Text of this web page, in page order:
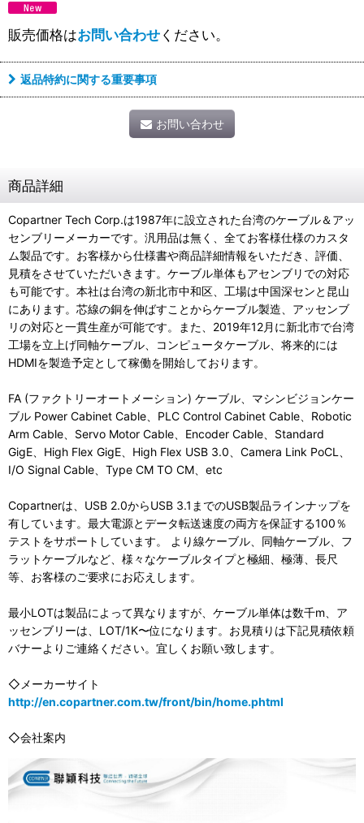
販売価格はお問い合わせください。
返品特約に関する重要事項
お問い合わせ
商品詳細
Copartner Tech Corp.は1987年に設立された台湾のケーブル＆アッ
センブリーメーカーです。汎用品は無く、全てお客様仕様のカスタ
ム製品です。お客様から仕様書や商品詳細情報をいただき、評価、
見積をさせていただいきます。ケーブル単体もアセンブリでの対応
も可能です。本社は台湾の新北市中和区、工場は中国深センと昆山
にあります。芯線の銅を伸ばすことからケーブル製造、アッセンブ
リの対応と一貫生産が可能です。また、2019年12月に新北市で台湾
工場を立上げ同軸ケーブル、コンピュータケーブル、将来的には
HDMIを製造予定として稼働を開始しております。
FA (ファクトリーオートメーション) ケーブル、マシンビジョンケー
ブル Power Cabinet Cable、PLC Control Cabinet Cable、Robotic
Arm Cable、Servo Motor Cable、Encoder Cable、Standard
GigE、High Flex GigE、High Flex USB 3.0、Camera Link PoCL、
I/O Signal Cable、Type CM TO CM、etc
Copartnerは、USB 2.0からUSB 3.1までのUSB製品ラインナップを
有しています。最大電源とデータ転送速度の両方を保証する100％
テストをサポートしています。 より線ケーブル、同軸ケーブル、フ
ラットケーブルなど、様々なケーブルタイプと極細、極薄、長尺
等、お客様のご要求にお応えします。
最小LOTは製品によって異なりますが、ケーブル単体は数千m、ア
ッセンブリーは、LOT/1K〜位になります。お見積りは下記見積依頼
バナーよりご連絡ください。宜しくお願い致します。
◇メーカーサイト
http://en.copartner.com.tw/front/bin/home.phtml
◇会社案内